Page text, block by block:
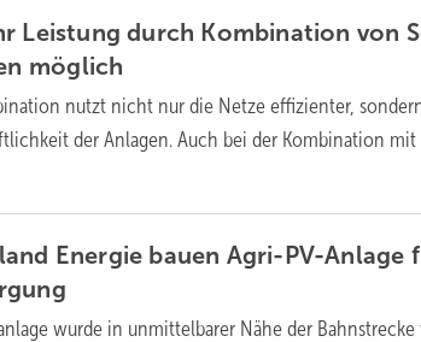
Leistung durch Kombination von
möglich
nutzt nicht nur die Netze effizienter,
der Anlagen. Auch bei der Kombination mit
Energie bauen Agri-PV-Anlage
wurde in unmittelbarer Nähe der